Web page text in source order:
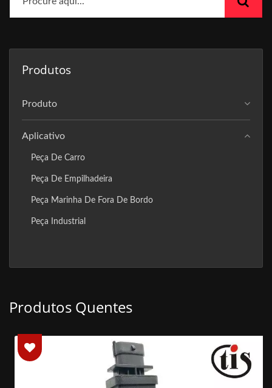
Produtos
Produto
Aplicativo
Peça De Carro
Peça De Empilhadeira
Peça Marinha De Fora De Bordo
Peça Industrial
Produtos Quentes